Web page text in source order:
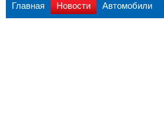
Главная Новости Автомобили